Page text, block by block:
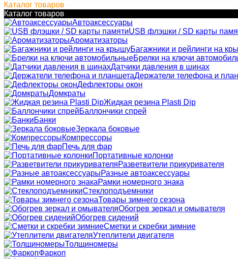
Каталог товаров
Каталог товаров
Автоаксессуары
USB флэшки / SD карты
Ароматизаторы
Багажники и рейлинги на
Брелки на ключи
Датчики давления в шинах
Держатели телефона и
Дефлекторы окон
Домкраты
Жидкая резина Plasti Dip
Баллончики спрей
Банки
Зеркала боковые
Компрессоры
Печь для фар
Портативные колонки
Разветвители прикуривателя
Разные автоаксессуары
Рамки номерного знака
Стеклоподъемники
Товары зимнего сезона
Обогрев зеркал и омывателя
Обогрев сидений
Сметки и скребки зимние
Утеплители двигателя
Толщиномеры
Фаркоп